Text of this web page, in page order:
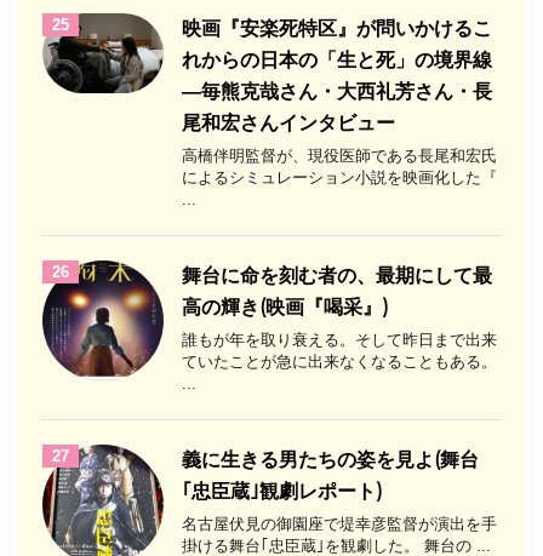
25
映画『安楽死特区』が問いかけるこ
れからの日本の「生と死」の境界線
―毎熊克哉さん・大西礼芳さん・長
尾和宏さんインタビュー
高橋伴明監督が、現役医師である長尾和宏氏
によるシミュレーション小説を映画化した『
26
舞台に命を刻む者の、最期にして最
高の輝き(映画『喝采』)
誰もが年を取り衰える。そして昨日まで出来
ていたことが急に出来なくなることもある。
27
義に生きる男たちの姿を見よ(舞台
｢忠臣蔵｣観劇レポート)
名古屋伏見の御園座で堤幸彦監督が演出を手
掛ける舞台｢忠臣蔵｣を観劇した。 舞台の ...